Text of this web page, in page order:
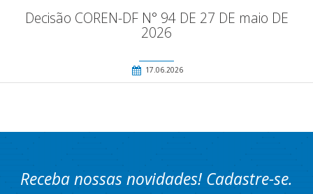
Decisão COREN-DF N° 94 DE 27 DE maio DE
2026
17.06.2026
Receba nossas novidades! Cadastre-se.